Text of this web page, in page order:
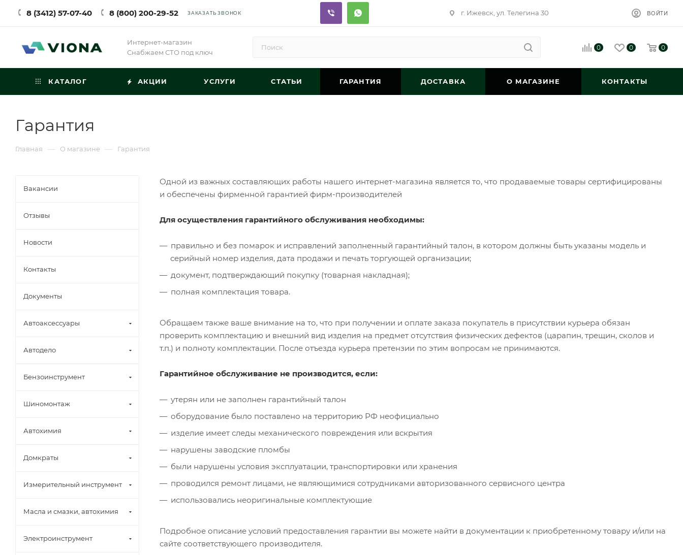
8 (3412) 57-07-40 8 (800) 200-29-52 ЗАКАЗАТЬ ЗВОНОК г. Ижевск, ул. Телегина 30 ВОЙТИ
Интернет-магазин
Снабжаем СТО под ключ
0 0 0
КАТАЛОГ АКЦИИ УСЛУГИ СТАТЬИ ГАРАНТИЯ ДОСТАВКА О МАГАЗИНЕ КОНТАКТЫ
Гарантия
Главная — О магазине — Гарантия
Одной из важных составляющих работы нашего интернет-магазина является то, что продаваемые товары сертифицированы
и обеспечены фирменной гарантией фирм-производителей
Для осуществления гарантийного обслуживания необходимы:
правильно и без помарок и исправлений заполненный гарантийный талон, в котором должны быть указаны модель и
серийный номер изделия, дата продажи и печать торгующей организации;
документ, подтверждающий покупку (товарная накладная);
полная комплектация товара.
Обращаем также ваше внимание на то, что при получении и оплате заказа покупатель в присутствии курьера обязан
проверить комплектацию и внешний вид изделия на предмет отсутствия физических дефектов (царапин, трещин, сколов и
т.п.) и полноту комплектации. После отъезда курьера претензии по этим вопросам не принимаются.
Гарантийное обслуживание не производится, если:
утерян или не заполнен гарантийный талон
оборудование было поставлено на территорию РФ неофициально
изделие имеет следы механического повреждения или вскрытия
нарушены заводские пломбы
были нарушены условия эксплуатации, транспортировки или хранения
проводился ремонт лицами, не являющимися сотрудниками авторизованного сервисного центра
использовались неоригинальные комплектующие
Подробное описание условий предоставления гарантии вы можете найти в документации к приобретенному товару и/или на
сайте соответствующего производителя.
Вакансии
Отзывы
Новости
Контакты
Документы
Автоаксессуары
Автодело
Бензоинструмент
Шиномонтаж
Автохимия
Домкраты
Измерительный инструмент
Масла и смазки, автохимия
Электроинструмент